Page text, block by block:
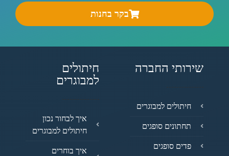
בקר בחנות
שירותי החברה
חיתולים למבוגרים
תחתונים סופגים
פדים סופגים
חיתולים
למבוגרים
איך לבחור נכון
חיתולים למבוגרים
איך בוחרים